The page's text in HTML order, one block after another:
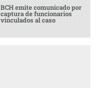
BCH emite comunicado por
captura de funcionarios
vinculados al caso